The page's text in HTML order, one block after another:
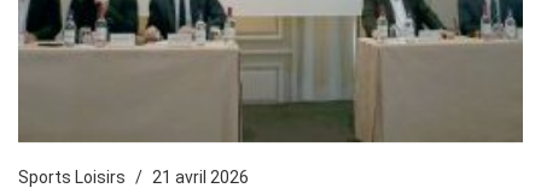
Sports Loisirs 21 avril 2026